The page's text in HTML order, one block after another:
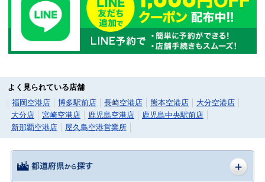
よく見られている店舗
福岡空港店
博多駅前店 長崎空港店 熊本空港店
大分空港店
大分店
宮崎空港店 鹿児島空港店
鹿児島中央駅前店
新那覇空港店
屋久島空港営業所